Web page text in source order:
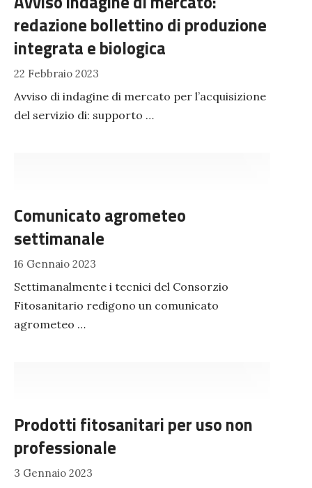
redazione bollettino di produzione
integrata e biologica
22 Febbraio 2023
Avviso di indagine di mercato per l’acquisizione
del servizio di: supporto …
Comunicato agrometeo
settimanale
16 Gennaio 2023
Settimanalmente i tecnici del Consorzio
Fitosanitario redigono un comunicato
agrometeo …
Prodotti fitosanitari per uso non
professionale
3 Gennaio 2023